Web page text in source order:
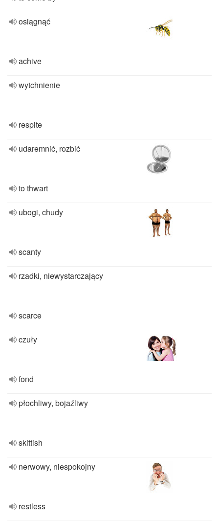
osiągnąć
achive
wytchnienie
respite
udaremnić, rozbić
to thwart
ubogi, chudy
scanty
rzadki, niewystarczający
scarce
czuły
fond
płochliwy, bojaźliwy
skittish
nerwowy, niespokojny
restless